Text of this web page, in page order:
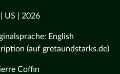
US | 2026
English
(auf gretaundstarks.de)
Coffin